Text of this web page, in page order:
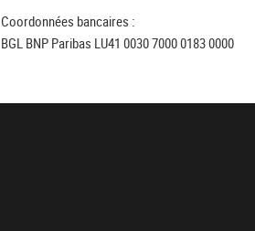
Coordonnées bancaires :
BGL BNP Paribas LU41 0030 7000 0183 0000